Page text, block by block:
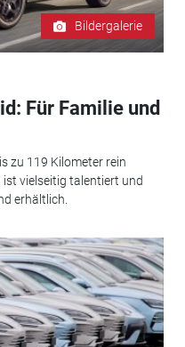
Bildergalerie
Für Familie und
zu 119 Kilometer rein
ist vielseitig talentiert und
erhältlich.